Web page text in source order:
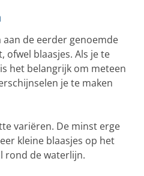
aan de eerder genoemde
ofwel blaasjes. Als je te
het belangrijk om meteen
je te maken
variëren. De minst erge
kleine blaasjes op het
rond de waterlijn.